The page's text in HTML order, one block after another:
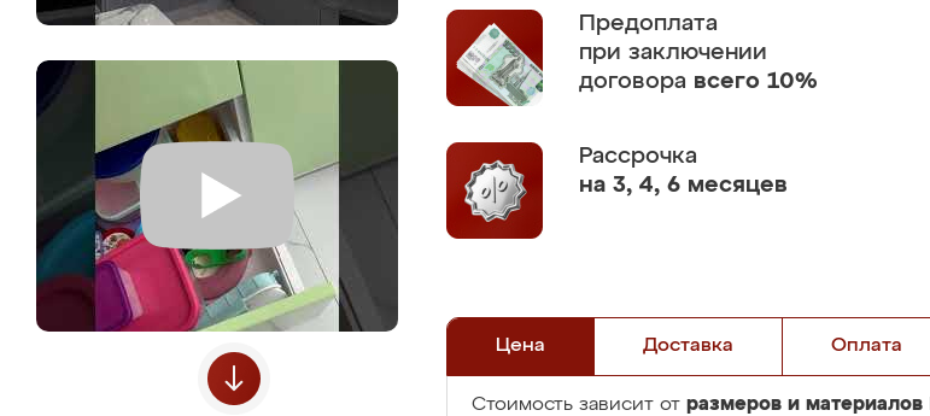
Предоплата
при заключении
договора всего 10%
Рассрочка
на 3, 4, 6 месяцев
Цена Доставка Оплата
Стоимость зависит от размеров и материалов